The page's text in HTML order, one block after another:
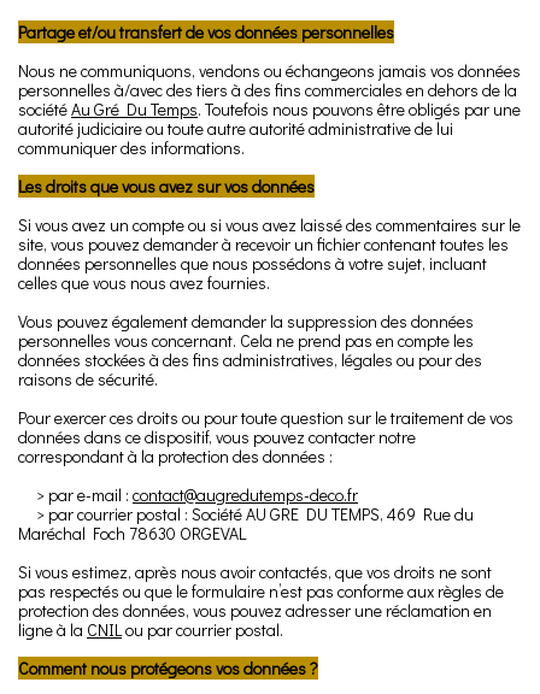
Partage et/ou transfert de vos données personnelles
Nous ne communiquons, vendons ou échangeons jamais vos données
personnelles à/avec des tiers à des fins commerciales en dehors de la
sociétéAu Gré Du Temps. Toutefois nous pouvons être obligés par une
autorité judiciaire ou toute autre autorité administrative de lui
communiquer des informations.
Les droits que vous avez sur vos données
Si vous avez un compte ou si vous avez laissé des commentaires sur le
site, vous pouvez demander à recevoir un fichier contenant toutes les
données personnelles que nous possédons à votre sujet, incluant
celles que vous nous avez fournies.
Vous pouvez également demander la suppression des données
personnelles vous concernant. Cela ne prend pas en compte les
données stockées à des fins administratives, légales ou pour des
raisons de sécurité.
Pour exercer ces droits ou pour toute question sur le traitement de vos
données dans ce dispositif, vous pouvez contacter notre
correspondant à la protection des données :
> par e-mail : contact@augredutemps-deco.fr
> par courrier postal : Société AU GRE DU TEMPS, 469 Rue du
Maréchal Foch 78630 ORGEVAL
Si vous estimez, après nous avoir contactés, que vos droits ne sont
pas respectés ou que le formulaire n’est pas conforme aux règles de
protection des données, vous pouvez adresser une réclamation en
ligne à la CNILou par courrier postal.
Comment nous protégeons vos données ?